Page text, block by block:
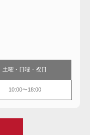
土曜・ 日曜・祝日
10:00〜18:00